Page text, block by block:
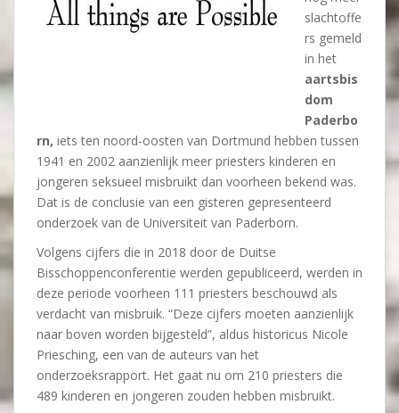
slachtoffe
rs gemeld
in het
aartsbis
dom
Paderbo
rn, iets ten noord-oosten van Dortmund hebben tussen
1941 en 2002 aanzienlijk meer priesters kinderen en
jongeren seksueel misbruikt dan voorheen bekend was.
Dat is de conclusie van een gisteren gepresenteerd
onderzoek van de Universiteit van Paderborn.
Volgens cijfers die in 2018 door de Duitse
Bisschoppenconferentie werden gepubliceerd, werden in
deze periode voorheen 111 priesters beschouwd als
verdacht van misbruik. “Deze cijfers moeten aanzienlijk
naar boven worden bijgesteld”, aldus historicus Nicole
Priesching, een van de auteurs van het
onderzoeksrapport. Het gaat nu om 210 priesters die
489 kinderen en jongeren zouden hebben misbruikt.